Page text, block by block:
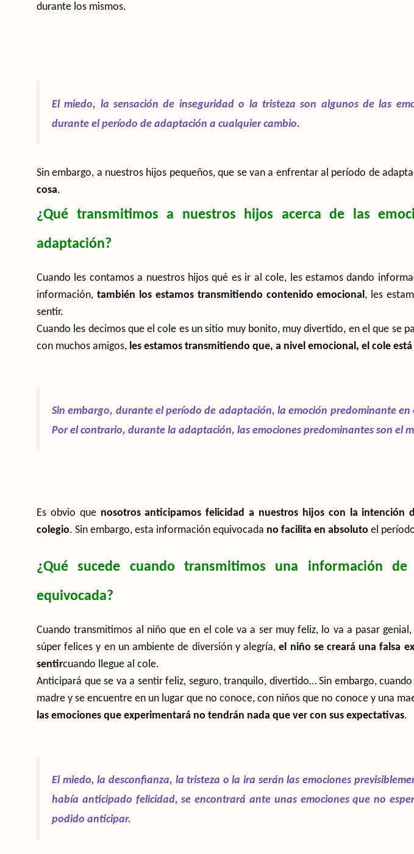
durante los mismos.
El miedo, la sensación de inseguridad o la tristeza son algunos de las
durante el período de adaptación a cualquier cambio.
Sin embargo, a nuestros hijos pequeños, que se van a enfrentar al período de
cosa.
¿Qué transmitimos a nuestros hijos acerca de las
adaptación?
Cuando les contamos a nuestros hijos qué es ir al cole, les estamos dando
información, también los estamos transmitiendo contenido emocional, les
sentir.
Cuando les decimos que el cole es un sitio muy bonito, muy divertido, en el que se
con muchos amigos, les estamos transmitiendo que, a nivel emocional, el cole
Sin embargo, durante el período de adaptación, la emoción predominante en
Por el contrario, durante la adaptación, las emociones predominantes son el
Es obvio que nosotros anticipamos felicidad a nuestros hijos con la intención
colegio. Sin embargo, esta información equivocada no facilita en absoluto el
¿Qué sucede cuando transmitimos una información de
equivocada?
Cuando transmitimos al niño que en el cole va a ser muy feliz, lo va a pasar
súper felices y en un ambiente de diversión y alegría,el niño se creará una falsa
sentircuando llegue al cole.
Anticipará que se va a sentir feliz, seguro, tranquilo, divertido… Sin embargo,
madre y se encuentre en un lugar que no conoce, con niños que no conoce y una
las emociones que experimentará no tendrán nada que ver con sus expectativas.
El miedo, la desconfianza, la tristeza o la ira serán las emociones
había anticipado felicidad, se encontrará ante unas emociones que no
podido anticipar.